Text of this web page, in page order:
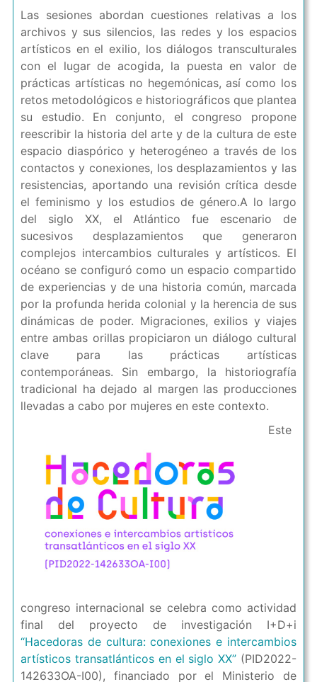
Las sesiones abordan cuestiones relativas a los
archivos y sus silencios, las redes y los espacios
artísticos en el exilio, los diálogos transculturales
con el lugar de acogida, la puesta en valor de
prácticas artísticas no hegemónicas, así como los
retos metodológicos e historiográficos que plantea
su estudio. En conjunto, el congreso propone
reescribir la historia del arte y de la cultura de este
espacio diaspórico y heterogéneo a través de los
contactos y conexiones, los desplazamientos y las
resistencias, aportando una revisión crítica desde
el feminismo y los estudios de género.A lo largo
del siglo XX, el Atlántico fue escenario de
sucesivos desplazamientos que generaron
complejos intercambios culturales y artísticos. El
océano se configuró como un espacio compartido
de experiencias y de una historia común, marcada
por la profunda herida colonial y la herencia de sus
dinámicas de poder. Migraciones, exilios y viajes
entre ambas orillas propiciaron un diálogo cultural
clave para las prácticas artísticas
contemporáneas. Sin embargo, la historiografía
tradicional ha dejado al margen las producciones
llevadas a cabo por mujeres en este contexto.
Este
congreso internacional se celebra como actividad
final del proyecto de investigación I+D+i
“Hacedoras de cultura: conexiones e intercambios
artísticos transatlánticos en el siglo XX” (PID2022-
142633OA-I00), financiado por el Ministerio de